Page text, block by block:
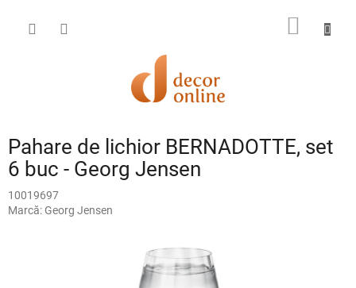
conținut
COŞ
Pahare de lichior BERNADOTTE, set
6 buc - Georg Jensen
10019697
Marcă: Georg Jensen